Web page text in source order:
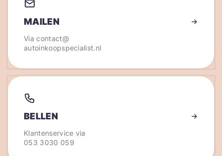
MAILEN
Viacontact@
autoinkoopspecialist.nl
BELLEN
Klantenservice via
053 3030 059